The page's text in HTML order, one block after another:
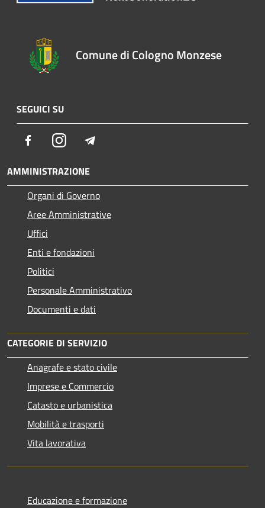
Comune di Cologno Monzese
SEGUICI SU
FacebookInstagram
AMMINISTRAZIONE
Organi di Governo
Aree Amministrative
Uffici
Enti e fondazioni
Politici
Personale Amministrativo
Documenti e dati
CATEGORIE DI SERVIZIO
Anagrafe e stato civile
Imprese e Commercio
Catasto e urbanistica
Mobilità e trasporti
Vita lavorativa
Educazione e formazione